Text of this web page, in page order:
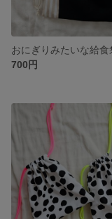
700円